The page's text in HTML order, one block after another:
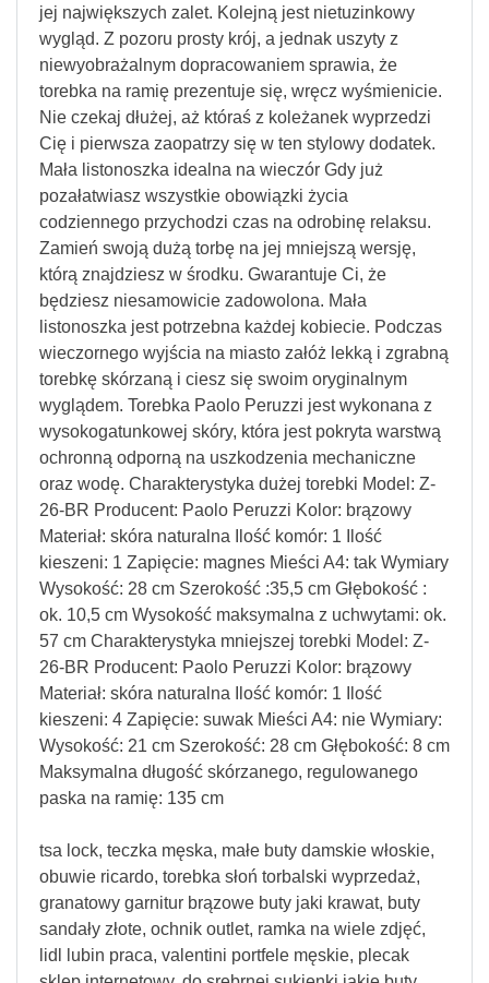
jej największych zalet. Kolejną jest nietuzinkowy
wygląd. Z pozoru prosty krój, a jednak uszyty z
niewyobrażalnym dopracowaniem sprawia, że
torebka na ramię prezentuje się, wręcz wyśmienicie.
Nie czekaj dłużej, aż któraś z koleżanek wyprzedzi
Cię i pierwsza zaopatrzy się w ten stylowy dodatek.
Mała listonoszka idealna na wieczór Gdy już
pozałatwiasz wszystkie obowiązki życia
codziennego przychodzi czas na odrobinę relaksu.
Zamień swoją dużą torbę na jej mniejszą wersję,
którą znajdziesz w środku. Gwarantuje Ci, że
będziesz niesamowicie zadowolona. Mała
listonoszka jest potrzebna każdej kobiecie. Podczas
wieczornego wyjścia na miasto załóż lekką i zgrabną
torebkę skórzaną i ciesz się swoim oryginalnym
wyglądem. Torebka Paolo Peruzzi jest wykonana z
wysokogatunkowej skóry, która jest pokryta warstwą
ochronną odporną na uszkodzenia mechaniczne
oraz wodę. Charakterystyka dużej torebki Model: Z-
26-BR Producent: Paolo Peruzzi Kolor: brązowy
Materiał: skóra naturalna Ilość komór: 1 Ilość
kieszeni: 1 Zapięcie: magnes Mieści A4: tak Wymiary
Wysokość: 28 cm Szerokość :35,5 cm Głębokość :
ok. 10,5 cm Wysokość maksymalna z uchwytami: ok.
57 cm Charakterystyka mniejszej torebki Model: Z-
26-BR Producent: Paolo Peruzzi Kolor: brązowy
Materiał: skóra naturalna Ilość komór: 1 Ilość
kieszeni: 4 Zapięcie: suwak Mieści A4: nie Wymiary:
Wysokość: 21 cm Szerokość: 28 cm Głębokość: 8 cm
Maksymalna długość skórzanego, regulowanego
paska na ramię: 135 cm
tsa lock, teczka męska, małe buty damskie włoskie,
obuwie ricardo, torebka słoń torbalski wyprzedaż,
granatowy garnitur brązowe buty jaki krawat, buty
sandały złote, ochnik outlet, ramka na wiele zdjęć,
lidl lubin praca, valentini portfele męskie, plecak